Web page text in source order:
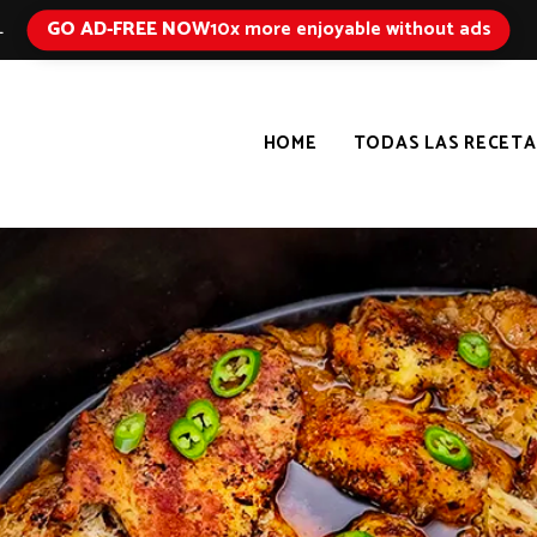
GO AD-FREE NOW10x more enjoyable without ads
HOME TODAS LAS